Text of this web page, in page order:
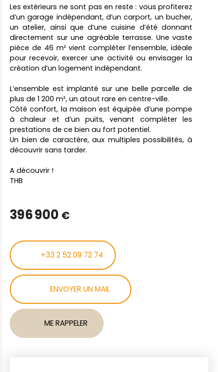
Les extérieurs ne sont pas en reste : vous profiterez
d’un garage indépendant, d’un carport, un bucher,
un atelier, ainsi que d’une cuisine d’été donnant
directement sur une agréable terrasse. Une vaste
pièce de 46 m² vient compléter l’ensemble, idéale
pour recevoir, exercer une activité ou envisager la
création d’un logement indépendant.
L’ensemble est implanté sur une belle parcelle de
plus de 1 200 m², un atout rare en centre-ville.
Côté confort, la maison est équipée d’une pompe
à chaleur et d’un puits, venant compléter les
prestations de ce bien au fort potentiel.
Un bien de caractère, aux multiples possibilités, à
découvrir sans tarder.
A découvrir !
THB
396 900 €
+33 2 52 09 72 74
ENVOYER UN MAIL
ME RAPPELER